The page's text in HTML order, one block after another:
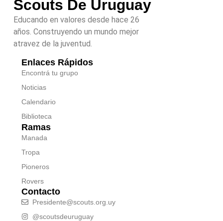
Scouts De Uruguay
Educando en valores desde hace 26
años. Construyendo un mundo mejor
atravez de la juventud.
Enlaces Rápidos
Encontrá tu grupo
Noticias
Calendario
Biblioteca
Ramas
Manada
Tropa
Pioneros
Rovers
Contacto
Presidente@scouts.org.uy
@scoutsdeuruguay